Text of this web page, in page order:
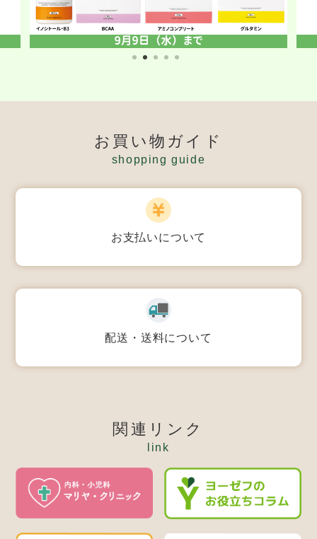
お買い物ガイド
shopping guide
お支払いについて
配送・送料について
関連リンク
link